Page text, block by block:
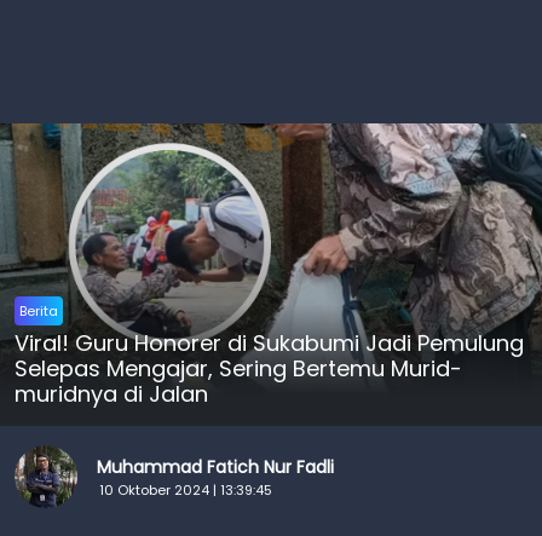
Berita
Viral! Guru Honorer di Sukabumi Jadi Pemulung
Selepas Mengajar, Sering Bertemu Murid-
muridnya di Jalan
Muhammad Fatich Nur Fadli
10 Oktober 2024 | 13:39:45